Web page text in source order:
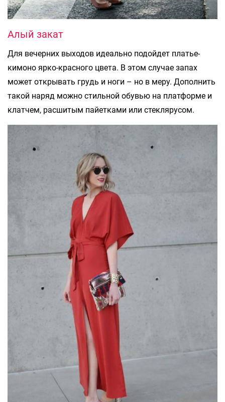
Алый закат
Для вечерних выходов идеально подойдет платье-
кимоно ярко-красного цвета. В этом случае запах
может открывать грудь и ноги – но в меру. Дополнить
такой наряд можно стильной обувью на платформе и
клатчем, расшитым пайетками или стеклярусом.